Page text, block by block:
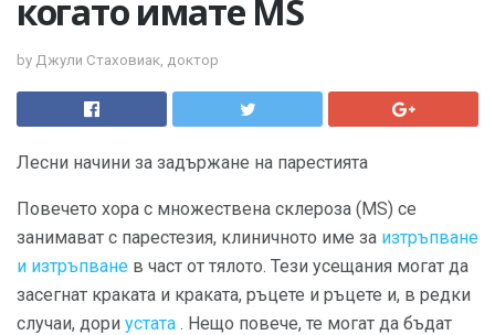
когато имате MS
by Джули Стаховиак, доктор
Лесни начини за задържане на парестията
Повечето хора с множествена склероза (MS) се
занимават с парестезия, клиничното име за изтръпване
и изтръпване в част от тялото. Тези усещания могат да
засегнат краката и краката, ръцете и ръцете и, в редки
случаи, дори устата . Нещо повече, те могат да бъдат